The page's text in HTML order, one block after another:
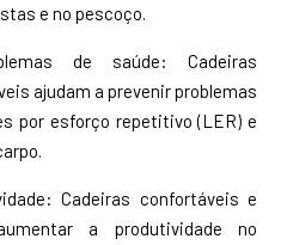
e no pescoço.
de saúde: Cadeiras
ajudam a prevenir problemas
por esforço repetitivo (LER) e
Cadeiras confortáveis e
a produtividade no